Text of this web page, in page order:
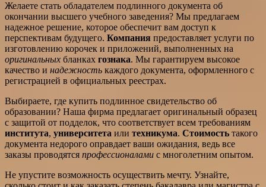
Желаете стать обладателем подлинного документа об
окончании высшего учебного заведения? Мы предлагаем
надежное решение, которое обеспечит вам доступ к
перспективам будущего. Компания предоставляет услуги по
изготовлению корочек и приложений, выполненных на
оригинальных бланках гознака. Мы гарантируем высокое
качество и надежность каждого документа, оформленного с
регистрацией в официальных реестрах.
Выбираете, где купить подлинное свидетельство об
образовании? Наша фирма предлагает оригинальный образец
с защитой от подделок, что соответствует всем требованиям
института, университета или техникума. Стоимость такого
документа недорого оправдает ваши ожидания, ведь все
заказы проводятся профессионалами с многолетним опытом.
Не упустите возможность осуществить мечту. Узнайте,